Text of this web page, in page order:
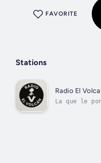
FAVORITE
Stations
Radio El
La que le